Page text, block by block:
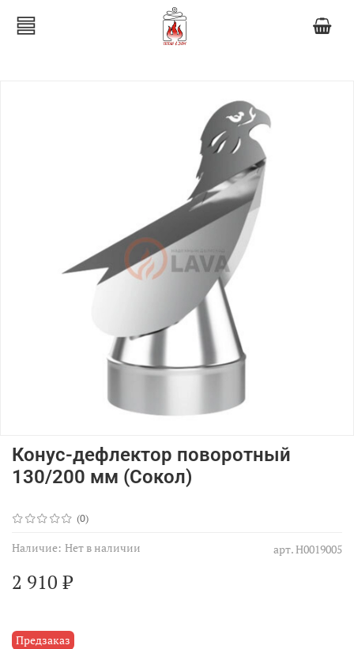
(0)
арт.Н0019005
Наличие: Нет в наличии
Предзаказ
Конус-дефлектор поворотный
130/200 мм (Сокол)
2 910 ₽